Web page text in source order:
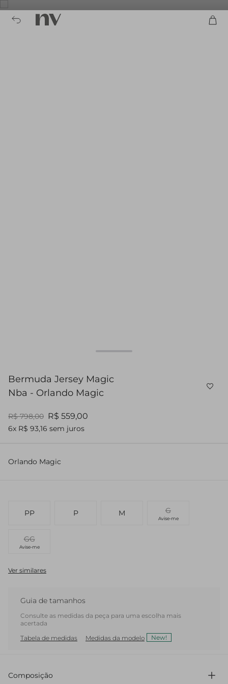
Bermuda Jersey Magic
Nba - Orlando Magic
R$ 798,00 R$ 559,00
6x R$ 93,16 sem juros
Orlando Magic
PP P M G
Avise-me
GG
Avise-me
Ver similares
Guia de tamanhos
Consulte as medidas da peça para uma escolha mais
acertada
Tabela de medidas
Medidas da modelo New!
Composição